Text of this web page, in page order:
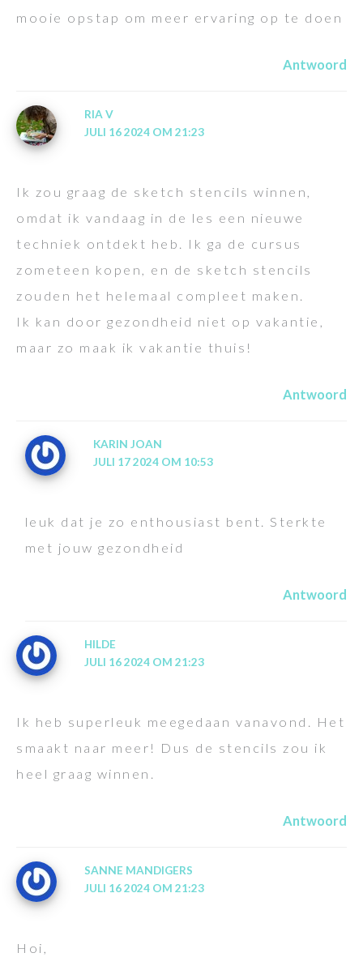
mooie opstap om meer ervaring op te doen
Antwoord
RIA V
JULI 16 2024 OM 21:23
Ik zou graag de sketch stencils winnen,
omdat ik vandaag in de les een nieuwe
techniek ontdekt heb. Ik ga de cursus
zometeen kopen, en de sketch stencils
zouden het helemaal compleet maken.
Ik kan door gezondheid niet op vakantie,
maar zo maak ik vakantie thuis!
Antwoord
KARIN JOAN
JULI 17 2024 OM 10:53
leuk dat je zo enthousiast bent. Sterkte
met jouw gezondheid
Antwoord
HILDE
JULI 16 2024 OM 21:23
Ik heb superleuk meegedaan vanavond. Het
smaakt naar meer! Dus de stencils zou ik
heel graag winnen.
Antwoord
SANNE MANDIGERS
JULI 16 2024 OM 21:23
Hoi,